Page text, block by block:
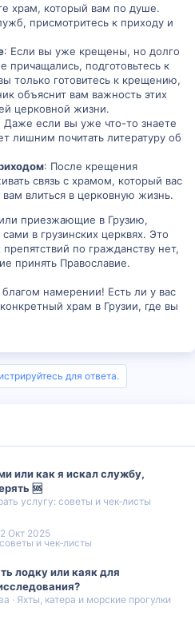
храм, который вам по душе.
присмотритесь к приходу и
: Если вы уже крещены, но долго
причащались, подготовьтесь к
только готовитесь к крещению,
объяснит вам важность этих
церковной жизни.
Даже если вы уже что-то знаете
лишним почитать литературу об
: После крещения
связь с храмом, который вас
влиться в церковную жизнь.
приезжающие в Грузию,
в грузинских церквях. Это
по гражданству нет,
принять Православие.
намерении! Есть ли у вас
храм в Грузии, где вы
для ответа.
или как я искал службу,
🆘
услугу: советы и чек‑листы
и чек‑листы
2 Окт 2025
лодку или каяк для
Яхты, катера и морские прогулки